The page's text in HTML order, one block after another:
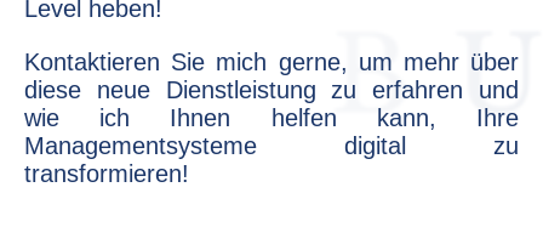
Level heben!
Kontaktieren Sie mich gerne, um mehr über
diese neue Dienstleistung zu erfahren und
wie ich Ihnen helfen kann, Ihre
Managementsysteme digital zu
transformieren!